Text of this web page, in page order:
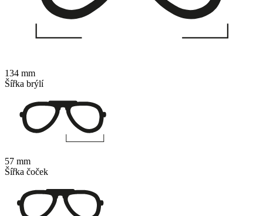
134 mm
Šířka brýlí
57 mm
Šířka čoček